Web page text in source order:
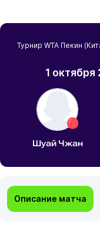
Турнир WTA Пекин
1 октября
Шуай Чжан
Описание матча